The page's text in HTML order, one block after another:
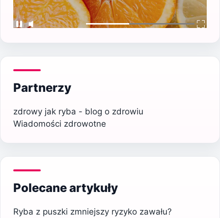
Partnerzy
zdrowy jak ryba - blog o zdrowiu
Wiadomości zdrowotne
Polecane artykuły
Ryba z puszki zmniejszy ryzyko zawału?